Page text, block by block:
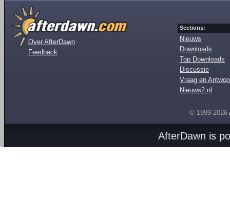
Over AfterDawn
Feedback
Sections:
Nieuws
Downloads
Top Downloads
Discussie
Vraag en
Nieuws2.nl
© 1999-2026
AfterDawn is